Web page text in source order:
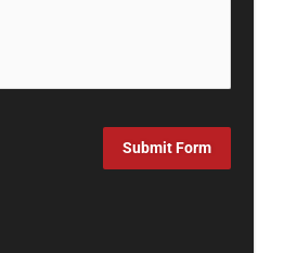
Submit Form